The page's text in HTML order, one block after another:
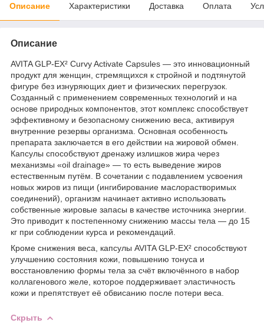
Описание Характеристики Доставка Оплата
Описание
AVITA GLP-EX² Curvy Activate Capsules — это инновационный
продукт для женщин, стремящихся к стройной и подтянутой
фигуре без изнуряющих диет и физических перегрузок.
Созданный с применением современных технологий и на
основе природных компонентов, этот комплекс способствует
эффективному и безопасному снижению веса, активируя
внутренние резервы организма. Основная особенность
препарата заключается в его действии на жировой обмен.
Капсулы способствуют дренажу излишков жира через
механизмы «oil drainage» — то есть выведение жиров
естественным путём. В сочетании с подавлением усвоения
новых жиров из пищи (ингибирование маслорастворимых
соединений), организм начинает активно использовать
собственные жировые запасы в качестве источника энергии.
Это приводит к постепенному снижению массы тела — до 15
кг при соблюдении курса и рекомендаций.
Кроме снижения веса, капсулы AVITA GLP-EX² способствуют
улучшению состояния кожи, повышению тонуса и
восстановлению формы тела за счёт включённого в набор
коллагенового желе, которое поддерживает эластичность
кожи и препятствует её обвисанию после потери веса.
Скрыть